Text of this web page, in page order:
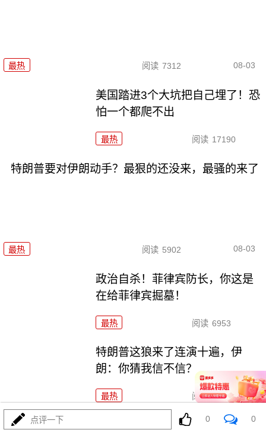
最热 阅读 7312 08-03
美国踏进3个大坑把自己埋了！恐
怕一个都爬不出
最热 阅读 17190
特朗普要对伊朗动手？最狠的还没来，最骚的来了
最热 阅读 5902 08-03
政治自杀！菲律宾防长，你这是
在给菲律宾掘墓！
最热 阅读 6953
特朗普这狼来了连演十遍，伊
朗：你猜我信不信？
最热 阅读 5123
高市早苗又作妖！特高课卷土重来，日本三重困境
点评一下 0 0